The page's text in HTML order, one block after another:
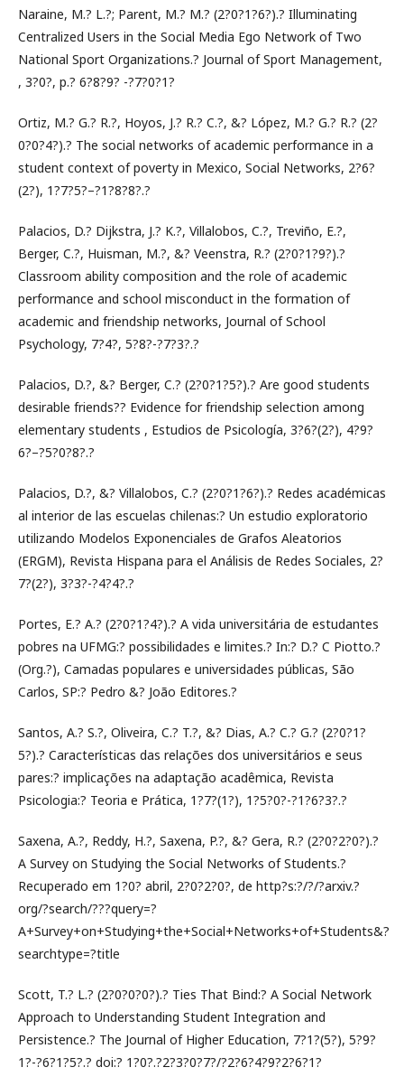
Naraine, M.? L.?; Parent, M.? M.? (2?0?1?6?).? Illuminating
Centralized Users in the Social Media Ego Network of Two
National Sport Organizations.? Journal of Sport Management,
, 3?0?, p.? 6?8?9? -?7?0?1?
Ortiz, M.? G.? R.?, Hoyos, J.? R.? C.?, &? López, M.? G.? R.? (2?
0?0?4?).? The social networks of academic performance in a
student context of poverty in Mexico, Social Networks, 2?6?
(2?), 1?7?5?–?1?8?8?.?
Palacios, D.? Dijkstra, J.? K.?, Villalobos, C.?, Treviño, E.?,
Berger, C.?, Huisman, M.?, &? Veenstra, R.? (2?0?1?9?).?
Classroom ability composition and the role of academic
performance and school misconduct in the formation of
academic and friendship networks, Journal of School
Psychology, 7?4?, 5?8?-?7?3?.?
Palacios, D.?, &? Berger, C.? (2?0?1?5?).? Are good students
desirable friends?? Evidence for friendship selection among
elementary students , Estudios de Psicología, 3?6?(2?), 4?9?
6?–?5?0?8?.?
Palacios, D.?, &? Villalobos, C.? (2?0?1?6?).? Redes académicas
al interior de las escuelas chilenas:? Un estudio exploratorio
utilizando Modelos Exponenciales de Grafos Aleatorios
(ERGM), Revista Hispana para el Análisis de Redes Sociales, 2?
7?(2?), 3?3?-?4?4?.?
Portes, E.? A.? (2?0?1?4?).? A vida universitária de estudantes
pobres na UFMG:? possibilidades e limites.? In:? D.? C Piotto.?
(Org.?), Camadas populares e universidades públicas, São
Carlos, SP:? Pedro &? João Editores.?
Santos, A.? S.?, Oliveira, C.? T.?, &? Dias, A.? C.? G.? (2?0?1?
5?).? Características das relações dos universitários e seus
pares:? implicações na adaptação acadêmica, Revista
Psicologia:? Teoria e Prática, 1?7?(1?), 1?5?0?-?1?6?3?.?
Saxena, A.?, Reddy, H.?, Saxena, P.?, &? Gera, R.? (2?0?2?0?).?
A Survey on Studying the Social Networks of Students.?
Recuperado em 1?0? abril, 2?0?2?0?, de http?s:?/?/?arxiv.?
org/?search/???query=?
A+Survey+on+Studying+the+Social+Networks+of+Students&?
searchtype=?title
Scott, T.? L.? (2?0?0?0?).? Ties That Bind:? A Social Network
Approach to Understanding Student Integration and
Persistence.? The Journal of Higher Education, 7?1?(5?), 5?9?
1?-?6?1?5?.? doi:? 1?0?.?2?3?0?7?/?2?6?4?9?2?6?1?